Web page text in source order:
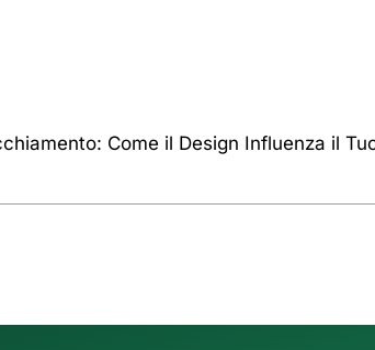
Come il Design Influenza il